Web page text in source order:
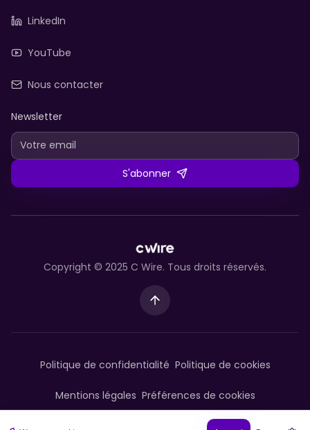
LinkedIn
YouTube
Nous contacter
Newsletter
S'abonner
Copyright © 2025 C Wire. Tous droits réservés.
Politique de confidentialité Politique de cookies
Mentions légales Préférences de cookies